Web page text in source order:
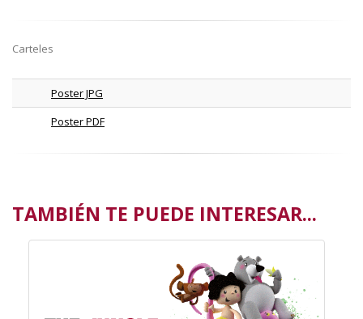
Carteles
Poster JPG
Poster PDF
TAMBIÉN TE PUEDE INTERESAR...